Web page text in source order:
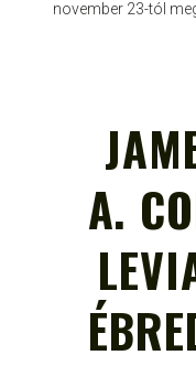
november 23-tól
A.